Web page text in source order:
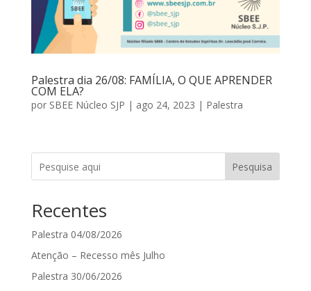
Palestra dia 26/08: FAMÍLIA, O QUE APRENDER
COM ELA?
por SBEE Núcleo SJP | ago 24, 2023 | Palestra
Pesquisa
Recentes
Palestra 04/08/2026
Atenção – Recesso mês Julho
Palestra 30/06/2026